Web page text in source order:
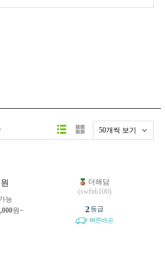
50개씩 보기
원
능
원~
더해담
(swfnb100)
2등급
빠른배송